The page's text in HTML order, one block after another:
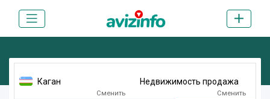
Каган
Сменить
Недвижимость продажа
Сменить